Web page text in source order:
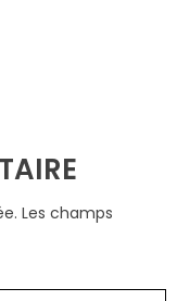
Les champs